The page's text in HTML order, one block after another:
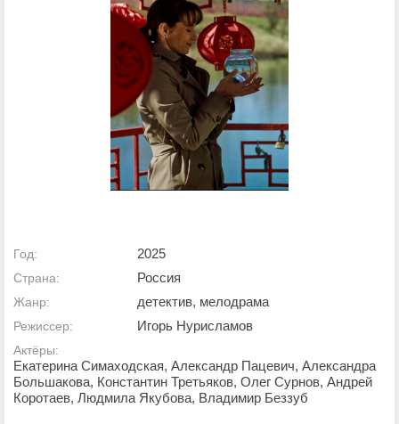
Год: 2025
Страна: Россия
Жанр: детектив, мелодрама
Режиссер: Игорь Нурисламов
Актёры:
Екатерина Симаходская, Александр Пацевич, Александра
Большакова, Константин Третьяков, Олег Сурнов, Андрей
Коротаев, Людмила Якубова, Владимир Беззуб